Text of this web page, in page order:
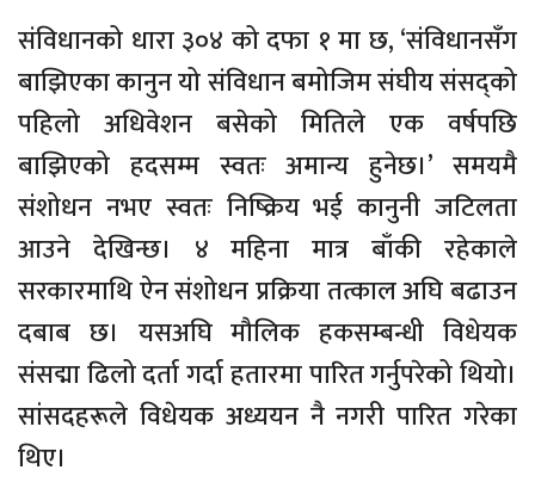
संविधानको धारा ३०४ को दफा १ मा छ, ‘संविधानसँग
बाझिएका कानुन यो संविधान बमोजिम संघीय संसद्को
पहिलो अधिवेशन बसेको मितिले एक वर्षपछि
बाझिएको हदसम्म स्वतः अमान्य हुनेछ।’ समयमै
संशोधन नभए स्वतः निष्क्रिय भई कानुनी जटिलता
आउने देखिन्छ। ४ महिना मात्र बाँकी रहेकाले
सरकारमाथि ऐन संशोधन प्रक्रिया तत्काल अघि बढाउन
दबाब छ। यसअघि मौलिक हकसम्बन्धी विधेयक
संसद्मा ढिलो दर्ता गर्दा हतारमा पारित गर्नुपरेको थियो।
सांसदहरूले विधेयक अध्ययन नै नगरी पारित गरेका
थिए।